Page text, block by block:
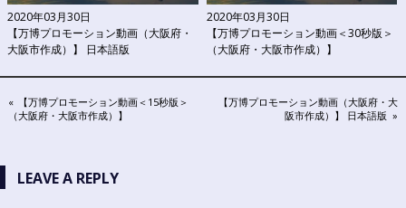
2020年03月30日
【万博プロモーション動画（大阪府・
大阪市作成）】 日本語版
2020年03月30日
【万博プロモーション動画＜30秒版＞
（大阪府・大阪市作成）】
投
ナ
ビ
PREVIOUS
POST:
【万博プロモーション動画＜15秒版＞
（大阪府・大阪市作成）】
NEXT
【万博プロモーション動画（大阪府・大
阪市作成）】 日本語版
LEAVE A REPLY